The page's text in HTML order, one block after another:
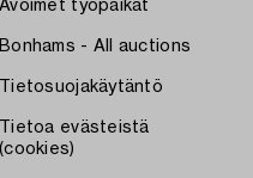
Avoimet työpaikat
Bonhams - All auctions
Tietosuojakäytäntö
Tietoa evästeistä
(cookies)